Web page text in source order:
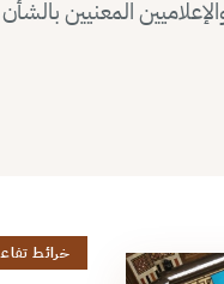
المعنيين
خرائط